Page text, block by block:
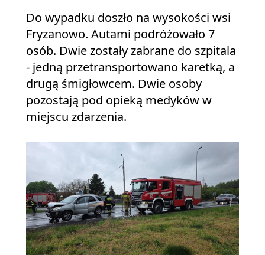
Do wypadku doszło na wysokości wsi
Fryzanowo. Autami podróżowało 7
osób. Dwie zostały zabrane do szpitala
- jedną przetransportowano karetką, a
drugą śmigłowcem. Dwie osoby
pozostają pod opieką medyków w
miejscu zdarzenia.